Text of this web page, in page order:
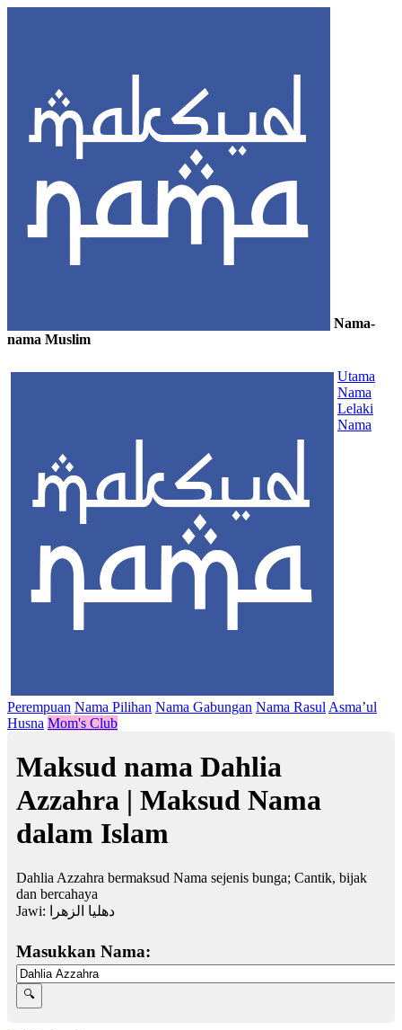
Nama-
nama Muslim
Utama
Nama
Lelaki
Nama
Perempuan Nama Pilihan Nama Gabungan Nama Rasul Asma’ul
Husna Mom's Club
Maksud nama Dahlia
Azzahra | Maksud Nama
dalam Islam
Dahlia Azzahra bermaksud Nama sejenis bunga; Cantik, bijak
dan bercahaya
Jawi:
دهليا الزهرا
Masukkan Nama: